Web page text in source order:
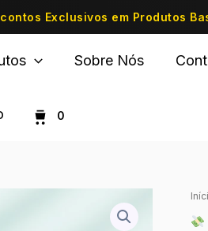
Exclusivos em Produtos
Sobre Nós
0